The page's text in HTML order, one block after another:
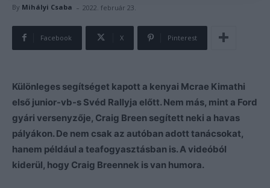
By Mihályi Csaba - 2022. február 23.
Facebook X Pinterest
Különleges segítséget kapott a kenyai Mcrae Kimathi
első junior-vb-s Svéd Rallyja előtt. Nem más, mint a Ford
gyári versenyzője, Craig Breen segített neki a havas
pályákon. De nem csak az autóban adott tanácsokat,
hanem például a teafogyasztásban is. A videóból
kiderül, hogy Craig Breennek is van humora.